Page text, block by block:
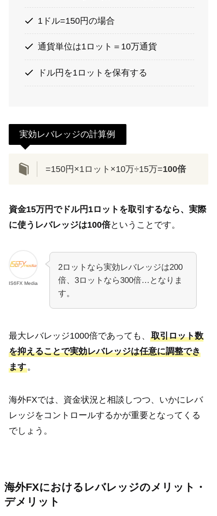
1ドル=150円の場合
通貨単位は1ロット＝10万通貨
ドル円を1ロットを保有する
実効レバレッジの計算例
=150円×1ロット×10万÷15万=100倍
資金15万円でドル円1ロットを取引するなら、実際
に使うレバレッジは100倍ということです。
IS6FX Media
2ロットなら実効レバレッジは200
倍、3ロットなら300倍…となりま
す。
最大レバレッジ1000倍であっても、 取引ロット数
を抑えることで実効レバレッジは任意に調整でき
ます。
海外FXでは、資金状況と相談しつつ、いかにレバ
レッジをコントロールするかが重要となってくる
でしょう。
海外FXにおけるレバレッジのメリット・
デメリット